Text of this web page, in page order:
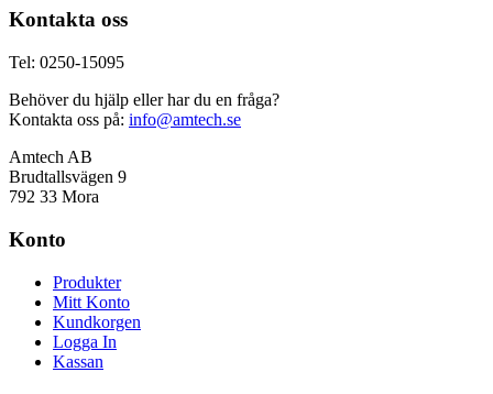
Kontakta oss
Tel: 0250-15095
Behöver du hjälp eller har du en fråga?
Kontakta oss på: info@amtech.se
Amtech AB
Brudtallsvägen 9
792 33 Mora
Konto
Produkter
Mitt Konto
Kundkorgen
Logga In
Kassan